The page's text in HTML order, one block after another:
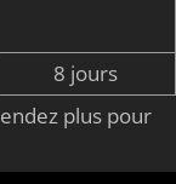
8 jours
plus pour